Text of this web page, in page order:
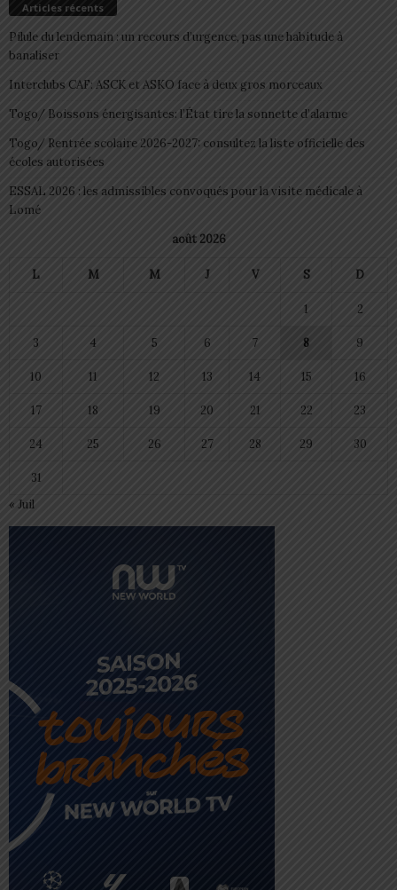
Articles récents
Pilule du lendemain : un recours d’urgence, pas une habitude à
banaliser
Interclubs CAF: ASCK et ASKO face à deux gros morceaux
Togo/ Boissons énergisantes: l’État tire la sonnette d’alarme
Togo/ Rentrée scolaire 2026-2027: consultez la liste officielle des
écoles autorisées
ESSAL 2026 : les admissibles convoqués pour la visite médicale à
Lomé
août 2026
L M M J V S D
1 2
3 4 5 6 7 8 9
10 11 12 13 14 15 16
17 18 19 20 21 22 23
24 25 26 27 28 29 30
31
« Juil